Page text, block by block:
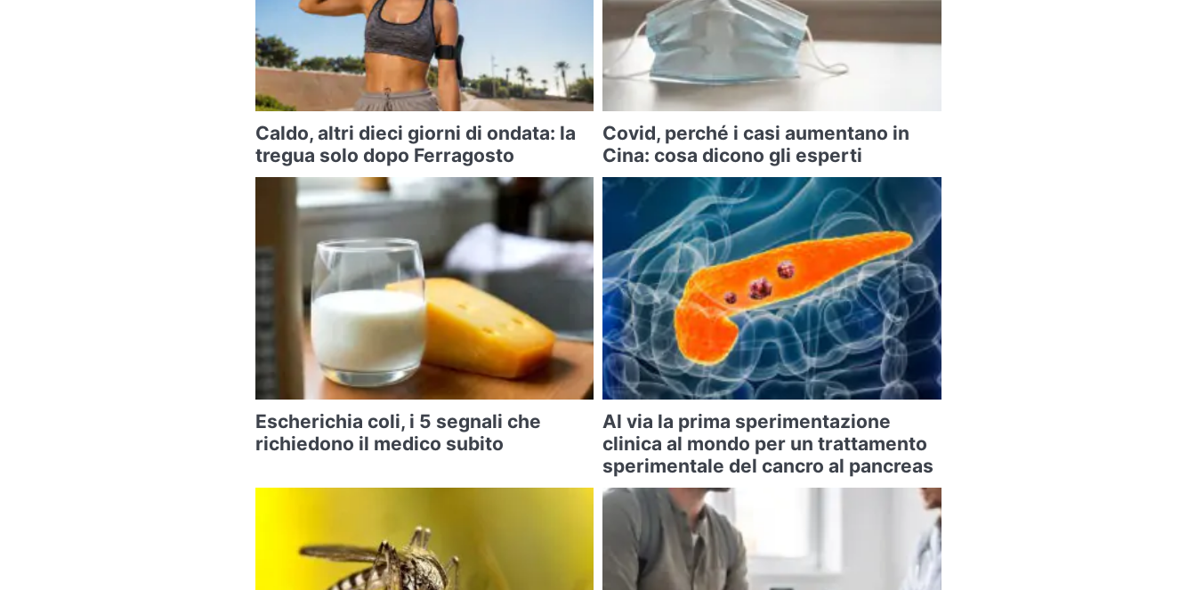
Caldo, altri dieci giorni di ondata: la
tregua solo dopo Ferragosto
Covid, perché i casi aumentano in
Cina: cosa dicono gli esperti
Escherichia coli, i 5 segnali che
richiedono il medico subito
Al via la prima sperimentazione
clinica al mondo per un trattamento
sperimentale del cancro al pancreas